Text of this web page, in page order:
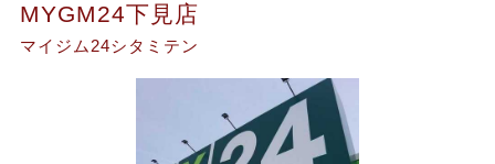
MYGM24下見店
マイジム24シタミテン